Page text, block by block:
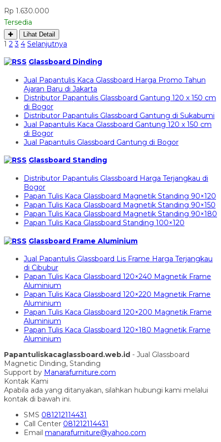
Rp 1.630.000
Tersedia
✚ Lihat Detail
1 2 3 4 Selanjutnya
Glassboard Dinding
Jual Papantulis Kaca Glassboard Harga Promo Tahun
Ajaran Baru di Jakarta
Distributor Papantulis Glassboard Gantung 120 x 150 cm
di Bogor
Distributor Papantulis Glassboard Gantung di Sukabumi
Jual Papantulis Kaca Glassboard Gantung 120 x 150 cm
di Bogor
Jual Papantulis Glassboard Gantung di Bogor
Glassboard Standing
Distributor Papantulis Glassboard Harga Terjangkau di
Bogor
Papan Tulis Kaca Glassboard Magnetik Standing 90×120
Papan Tulis Kaca Glassboard Magnetik Standing 90×150
Papan Tulis Kaca Glassboard Magnetik Standing 90×180
Papan Tulis Kaca Glassboard Standing 100×120
Glassboard Frame Aluminium
Jual Papantulis Glassboard Lis Frame Harga Terjangkau
di Cibubur
Papan Tulis Kaca Glassboard 120×240 Magnetik Frame
Aluminium
Papan Tulis Kaca Glassboard 120×220 Magnetik Frame
Aluminium
Papan Tulis Kaca Glassboard 120×200 Magnetik Frame
Aluminium
Papan Tulis Kaca Glassboard 120×180 Magnetik Frame
Aluminium
Papantuliskacaglassboard.web.id - Jual Glassboard
Magnetic Dinding, Standing
Support by Manarafurniture.com
Kontak Kami
Apabila ada yang ditanyakan, silahkan hubungi kami melalui
kontak di bawah ini.
SMS 081212114431
Call Center 081212114431
Email manarafurniture@yahoo.com